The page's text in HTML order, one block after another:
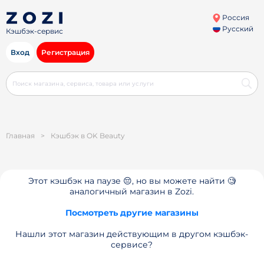
Кэшбэк-сервис
Россия
Русский
Вход Регистрация
Главная > Кэшбэк в OK Beauty
Этот кэшбэк на паузе 😔, но вы можете найти 🧐
аналогичный магазин в Zozi.
Посмотреть другие магазины
Нашли этот магазин действующим в другом кэшбэк-
сервисе?